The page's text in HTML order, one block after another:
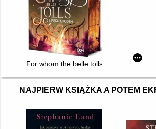
For whom the belle tolls : z piękna rodem
NAJPIERW KSIĄŻKA A POTEM